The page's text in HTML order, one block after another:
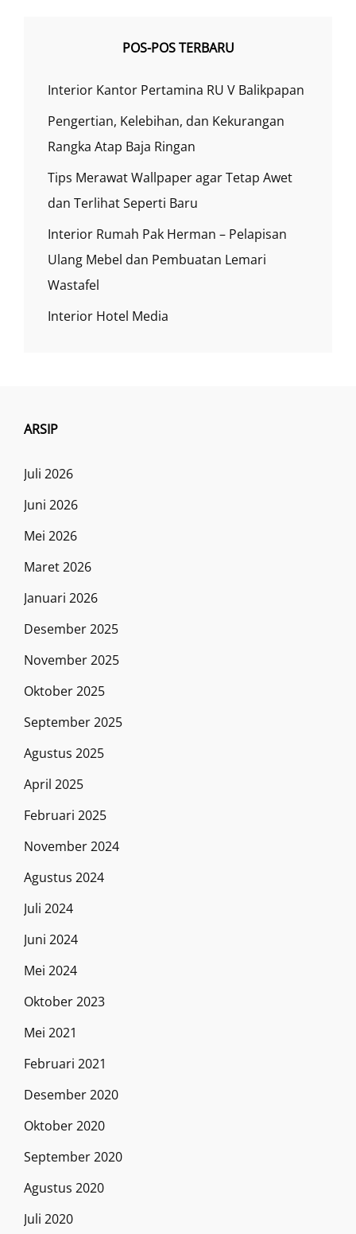
POS-POS TERBARU
Interior Kantor Pertamina RU V Balikpapan
Pengertian, Kelebihan, dan Kekurangan
Rangka Atap Baja Ringan
Tips Merawat Wallpaper agar Tetap Awet
dan Terlihat Seperti Baru
Interior Rumah Pak Herman – Pelapisan
Ulang Mebel dan Pembuatan Lemari
Wastafel
Interior Hotel Media
ARSIP
Juli 2026
Juni 2026
Mei 2026
Maret 2026
Januari 2026
Desember 2025
November 2025
Oktober 2025
September 2025
Agustus 2025
April 2025
Februari 2025
November 2024
Agustus 2024
Juli 2024
Juni 2024
Mei 2024
Oktober 2023
Mei 2021
Februari 2021
Desember 2020
Oktober 2020
September 2020
Agustus 2020
Juli 2020